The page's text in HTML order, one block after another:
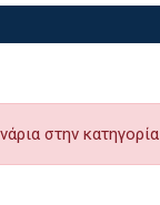
στην κατηγορία